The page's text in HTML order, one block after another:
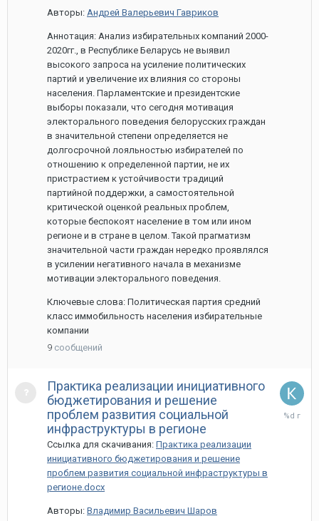
Авторы: Андрей Валерьевич Гавриков
Аннотация: Анализ избирательных компаний 2000-
2020гг., в Республике Беларусь не выявил
высокого запроса на усиление политических
партий и увеличение их влияния со стороны
населения. Парламентские и президентские
выборы показали, что сегодня мотивация
электорального поведения белорусских граждан
в значительной степени определяется не
долгосрочной лояльностью избирателей по
отношению к определенной партии, не их
пристрастием к устойчивости традиций
партийной поддержки, а самостоятельной
критической оценкой реальных проблем,
которые беспокоят население в том или ином
регионе и в стране в целом. Такой прагматизм
значительной части граждан нередко проявлялся
в усилении негативного начала в механизме
мотивации электорального поведения.
Ключевые слова: Политическая партия средний
класс иммобильность населения избирательные
компании
9 сообщений
Практика реализации инициативного
бюджетирования и решение
проблем развития социальной
инфраструктуры в регионе
Ссылка для скачивания: Практика реализации
инициативного бюджетирования и решение
проблем развития социальной инфраструктуры в
регионе.docx
Авторы: Владимир Васильевич Шаров
27